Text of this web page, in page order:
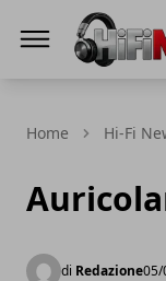
Home Hi-Fi
di Redazione05/